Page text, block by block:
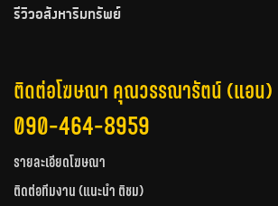
รีวิวอสังหาริมทรัพย์
ติดต่อโฆษณา คุณวรรณารัตน์ (แอน)
090-464-8959
รายละเอียดโฆษณา
ติดต่อทีมงาน (แนะนำ ติชม)